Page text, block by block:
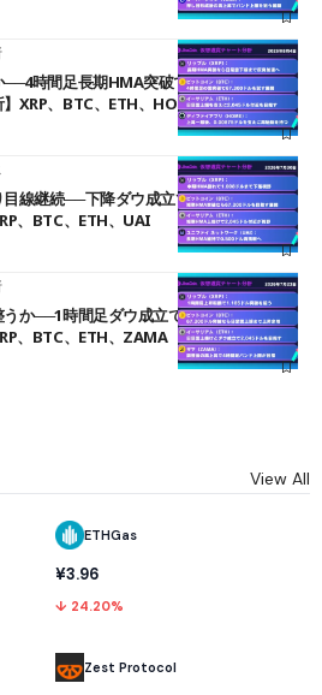
──4時間足長期HMA突破で雲下端を目指す
XRP、BTC、ETH、HOME
線継続──下降ダウ成立で下値追う展開
、BTC、ETH、UAI
か──1時間足ダウ成立で1.185ドルを狙う
、BTC、ETH、ZAMA
View All
ETHGas
¥3.96
↓ 24.20%
Zest Protocol